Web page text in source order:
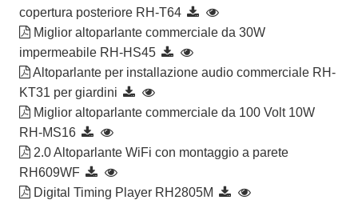
copertura posteriore RH-T64
Miglior altoparlante commerciale da 30W
impermeabile RH-HS45
Altoparlante per installazione audio commerciale RH-
KT31 per giardini
Miglior altoparlante commerciale da 100 Volt 10W
RH-MS16
2.0 Altoparlante WiFi con montaggio a parete
RH609WF
Digital Timing Player RH2805M